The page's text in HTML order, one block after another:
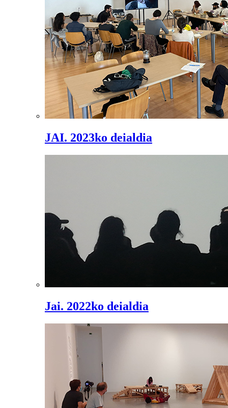
JAI. 2023ko deialdia
Jai. 2022ko deialdia